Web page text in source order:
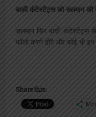
बाकी कंटेस्टेंट्स को सलमान की
सलमान फिर बाकी कंटेस्टेंट्स
फॉलो करने होंगे और कोई भी इन
Share this: